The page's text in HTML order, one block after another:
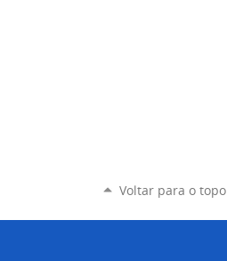
Voltar para o topo